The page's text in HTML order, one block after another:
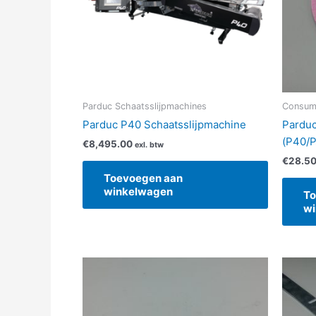
Parduc Schaatsslijpmachines
Parduc P40 Schaatsslijpmachine
€8,495.00 exl. btw
Toevoegen aan
winkelwagen
(P40/
€28.50